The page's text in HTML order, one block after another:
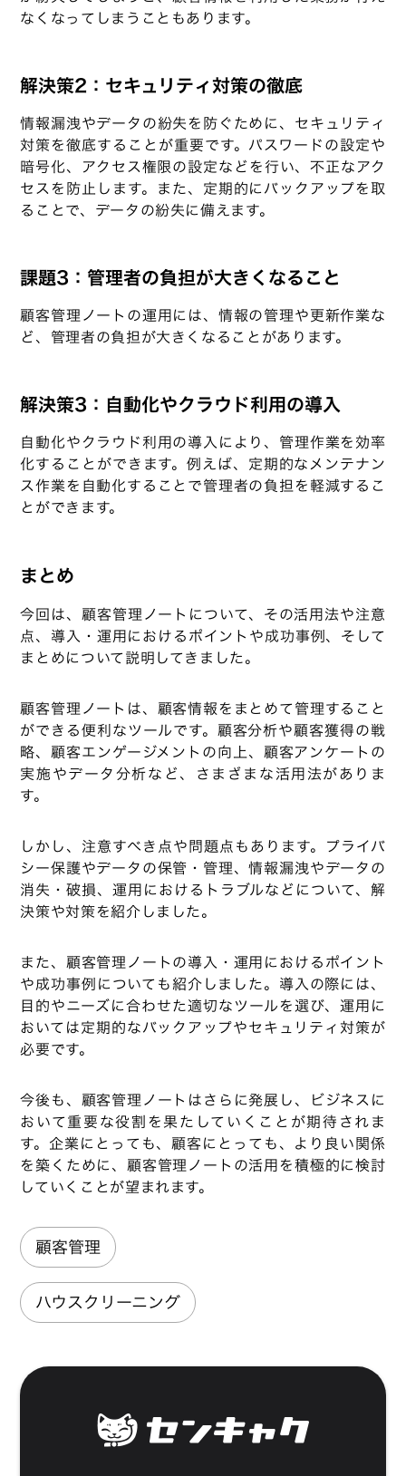
なくなってしまうこともあります。
解決策2：セキュリティ対策の徹底
情報漏洩やデータの紛失を防ぐために、セキュリティ
対策を徹底することが重要です。パスワードの設定や
暗号化、アクセス権限の設定などを行い、不正なアク
セスを防止します。また、定期的にバックアップを取
ることで、データの紛失に備えます。
課題3：管理者の負担が大きくなること
顧客管理ノートの運用には、情報の管理や更新作業な
ど、管理者の負担が大きくなることがあります。
解決策3：自動化やクラウド利用の導入
自動化やクラウド利用の導入により、管理作業を効率
化することができます。例えば、定期的なメンテナン
ス作業を自動化することで管理者の負担を軽減するこ
とができます。
まとめ
今回は、顧客管理ノートについて、その活用法や注意
点、導入・運用におけるポイントや成功事例、そして
まとめについて説明してきました。
顧客管理ノートは、顧客情報をまとめて管理すること
ができる便利なツールです。顧客分析や顧客獲得の戦
略、顧客エンゲージメントの向上、顧客アンケートの
実施やデータ分析など、さまざまな活用法がありま
す。
しかし、注意すべき点や問題点もあります。プライバ
シー保護やデータの保管・管理、情報漏洩やデータの
消失・破損、運用におけるトラブルなどについて、解
決策や対策を紹介しました。
また、顧客管理ノートの導入・運用におけるポイント
や成功事例についても紹介しました。導入の際には、
目的やニーズに合わせた適切なツールを選び、運用に
おいては定期的なバックアップやセキュリティ対策が
必要です。
今後も、顧客管理ノートはさらに発展し、ビジネスに
おいて重要な役割を果たしていくことが期待されま
す。企業にとっても、顧客にとっても、より良い関係
を築くために、顧客管理ノートの活用を積極的に検討
していくことが望まれます。
顧客管理
ハウスクリーニング